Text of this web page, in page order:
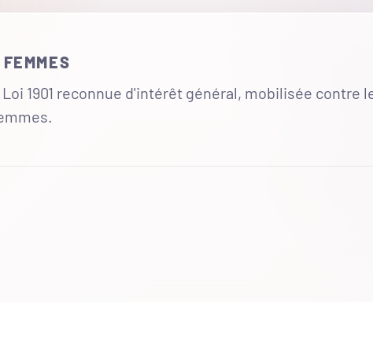
Loi 1901 reconnue d'intérêt général, mobilisée contre